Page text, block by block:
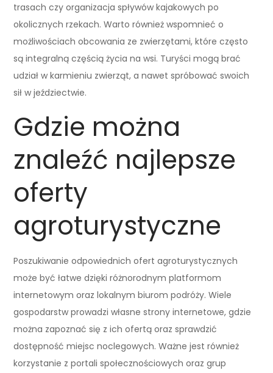
trasach czy organizacja spływów kajakowych po
okolicznych rzekach. Warto również wspomnieć o
możliwościach obcowania ze zwierzętami, które często
są integralną częścią życia na wsi. Turyści mogą brać
udział w karmieniu zwierząt, a nawet spróbować swoich
sił w jeździectwie.
Gdzie można
znaleźć najlepsze
oferty
agroturystyczne
Poszukiwanie odpowiednich ofert agroturystycznych
może być łatwe dzięki różnorodnym platformom
internetowym oraz lokalnym biurom podróży. Wiele
gospodarstw prowadzi własne strony internetowe, gdzie
można zapoznać się z ich ofertą oraz sprawdzić
dostępność miejsc noclegowych. Ważne jest również
korzystanie z portali społecznościowych oraz grup